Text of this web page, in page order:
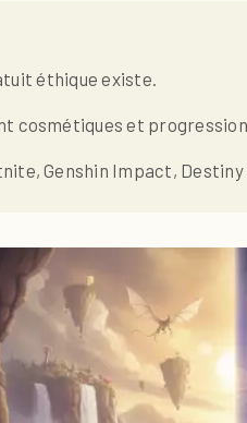
éthique existe.
cosmétiques et
Genshin Impact,